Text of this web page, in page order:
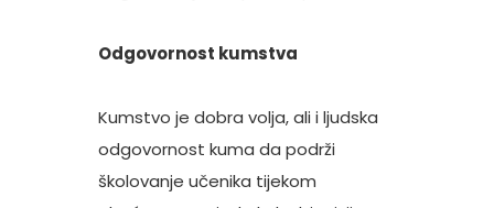
Odgovornost kumstva
Kumstvo je dobra volja, ali i ljudska
odgovornost kuma da podrži
školovanje učenika tijekom